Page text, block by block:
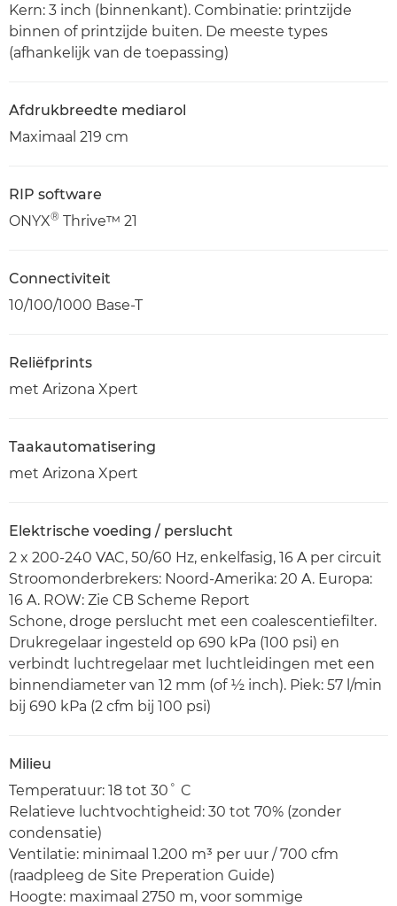
Kern: 3 inch (binnenkant). Combinatie: printzijde
binnen of printzijde buiten. De meeste types
(afhankelijk van de toepassing)
Afdrukbreedte mediarol
Maximaal 219 cm
RIP software
ONYX® Thrive™ 21
Connectiviteit
10/100/1000 Base-T
Reliëfprints
met Arizona Xpert
Taakautomatisering
met Arizona Xpert
Elektrische voeding / perslucht
2 x 200-240 VAC, 50/60 Hz, enkelfasig, 16 A per circuit
Stroomonderbrekers: Noord-Amerika: 20 A. Europa:
16 A. ROW: Zie CB Scheme Report
Schone, droge perslucht met een coalescentiefilter.
Drukregelaar ingesteld op 690 kPa (100 psi) en
verbindt luchtregelaar met luchtleidingen met een
binnendiameter van 12 mm (of ½ inch). Piek: 57 l/min
bij 690 kPa (2 cfm bij 100 psi)
Milieu
Temperatuur: 18 tot 30˚ C
Relatieve luchtvochtigheid: 30 tot 70% (zonder
condensatie)
Ventilatie: minimaal 1.200 m³ per uur / 700 cfm
(raadpleeg de Site Preperation Guide)
Hoogte: maximaal 2750 m, voor sommige